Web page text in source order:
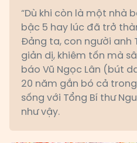
“Dù khi còn là một nhà
bậc 5 hay lúc đã trở
Đảng ta, con người anh
giản dị, khiêm tốn mà
báo Vũ Ngọc Lân (bút
20 năm gắn bó cả
sống với Tổng Bí thư
như vậy.